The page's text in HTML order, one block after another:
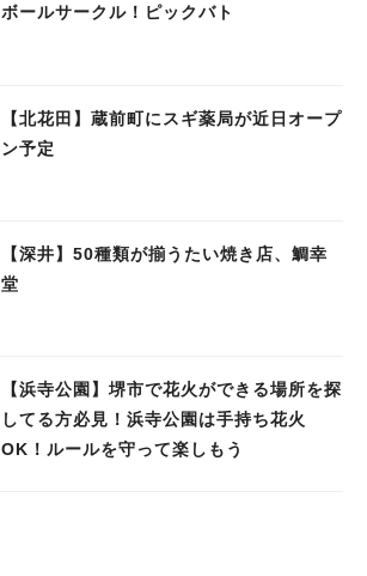
ボールサークル！ピックバト
【北花田】蔵前町にスギ薬局が近日オープ
ン予定
【深井】50種類が揃うたい焼き店、鯛幸
堂
【浜寺公園】堺市で花火ができる場所を探
してる方必見！浜寺公園は手持ち花火
OK！ルールを守って楽しもう